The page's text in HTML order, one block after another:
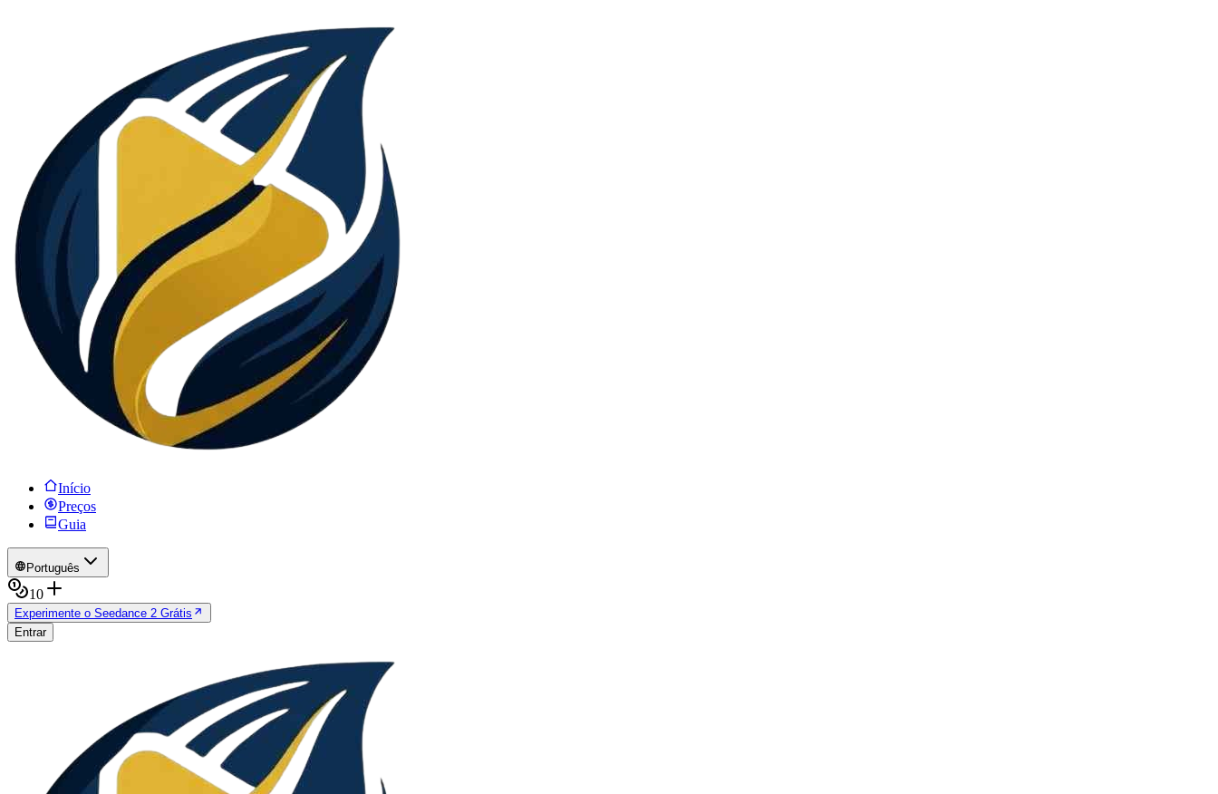
Início
Preços
Guia
Português
10
Experimente o Seedance 2 Grátis
Entrar